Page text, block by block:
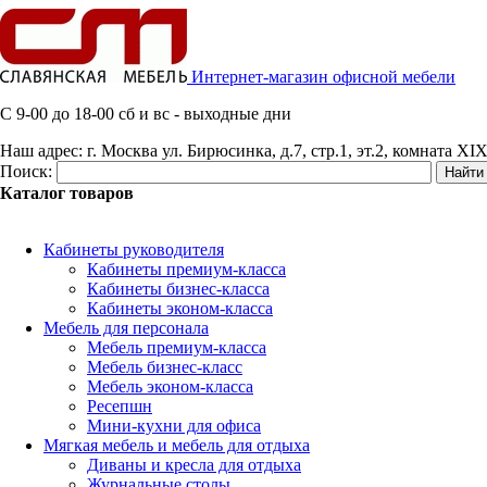
Интернет-магазин офисной мебели
C 9-00 до 18-00 сб и вс - выходные дни
Наш адрес: г. Москва ул. Бирюсинка, д.7, стр.1, эт.2, комната
Поиск:
Каталог товаров
Кабинеты руководителя
Кабинеты премиум-класса
Кабинеты бизнес-класса
Кабинеты эконом-класса
Мебель для персонала
Мебель премиум-класса
Мебель бизнес-класс
Мебель эконом-класса
Ресепшн
Мини-кухни для офиса
Мягкая мебель и мебель для отдыха
Диваны и кресла для отдыха